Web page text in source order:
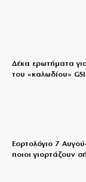
Δέκα ερωτήματα
του «καλωδίου» GSI
Εορτολόγιο 7
ποιοι γιορτάζουν